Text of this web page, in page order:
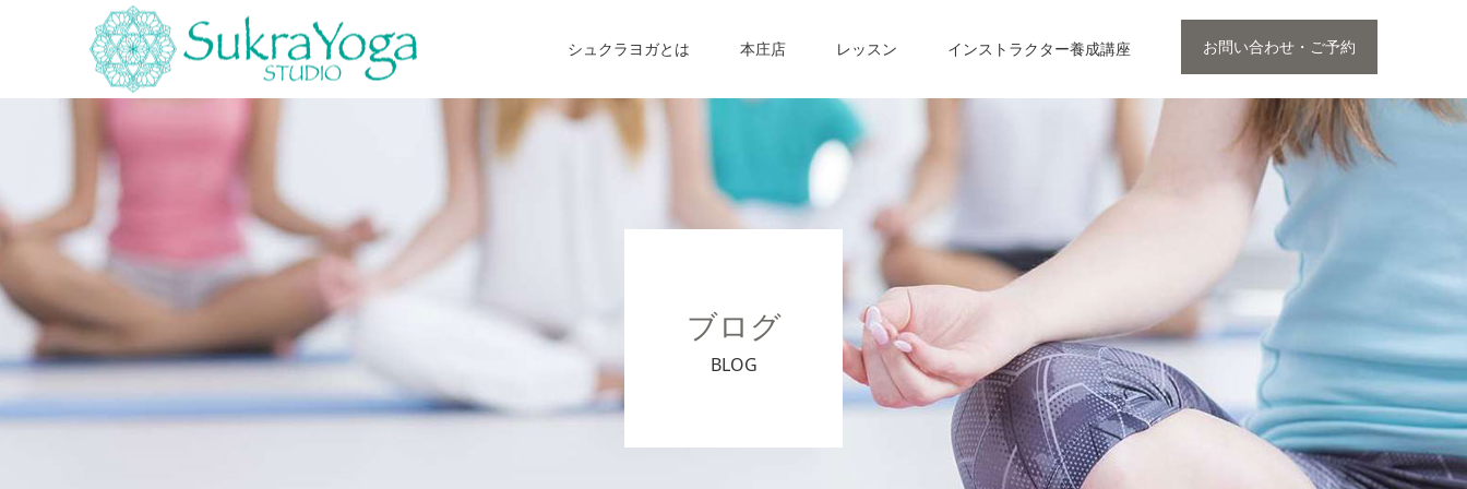
お問い合わせ・ご予約
シュクラヨガとは 本庄店 レッスン インストラクター養成講座
ブログ
BLOG